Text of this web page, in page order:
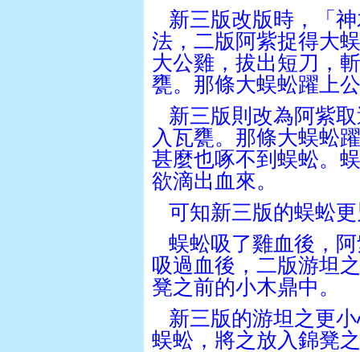
新三版改版時，「
法，二版阿紫捉得大
大公雞，拔出短刀，
甕。那條大蜈蚣躍上
新三版則改為阿紫
入瓦甕。那條大蜈蚣
甚麼也啄不到蜈蚣。
欲滴出血來。
可知新三版的蜈蚣
蜈蚣吸了雞血後，
吸過血後，二版游坦
凳之前的小木鼎中。
新三版的游坦之更
蜈蚣，將之放入錦凳